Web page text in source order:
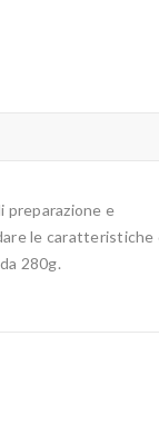
preparazione e
le caratteristiche
280g.